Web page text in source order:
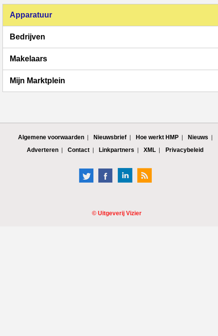
Apparatuur
Bedrijven
Makelaars
Mijn Marktplein
Algemene voorwaarden Nieuwsbrief Hoe werkt HMP
Nieuws
Adverteren
Contact Linkpartners XML Privacybeleid
© Uitgeverij Vizier